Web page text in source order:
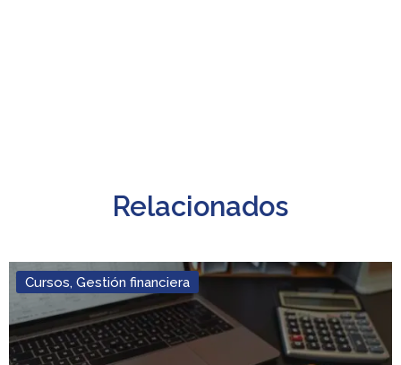
Relacionados
Cursos, Gestión financiera